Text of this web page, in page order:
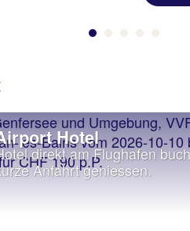
Hotel
direkt am Flughafen
Anfahrt geniessen.